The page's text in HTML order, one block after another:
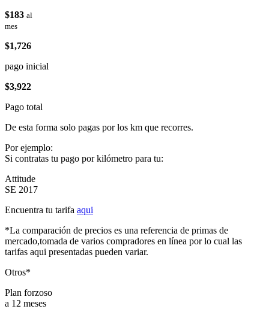
$183 al
mes
$1,726
pago inicial
$3,922
Pago total
De esta forma solo pagas por los km que recorres.
Por ejemplo:
Si contratas tu pago por kilómetro para tu:
Attitude
SE 2017
Encuentra tu tarifa aqui
*La comparación de precios es una referencia de primas de
mercado,tomada de varios compradores en línea por lo cual las
tarifas aqui presentadas pueden variar.
Otros*
Plan forzoso
a 12 meses